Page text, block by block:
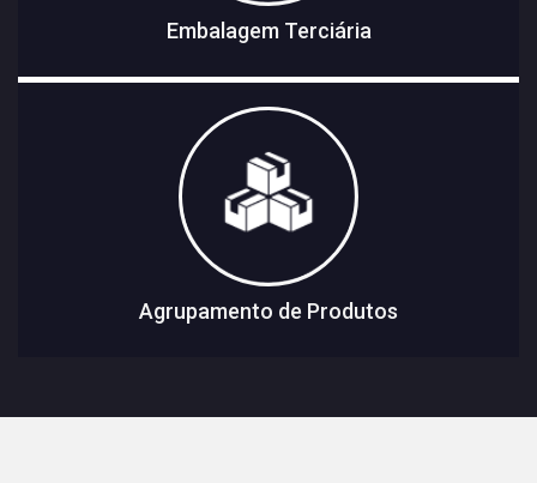
Embalagem Terciária
Agrupamento de Produtos